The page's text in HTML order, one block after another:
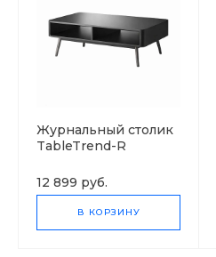
Журнальный столик
TableTrend-R
12 899 руб.
В КОРЗИНУ